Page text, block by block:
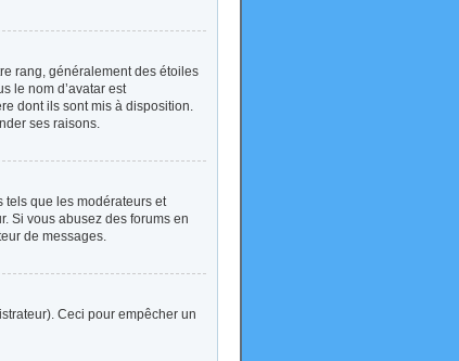
rang, généralement des étoiles
le nom d’avatar est
dont ils sont mis à disposition.
ses raisons.
tels que les modérateurs et
Si vous abusez des forums en
de messages.
Ceci pour empêcher un